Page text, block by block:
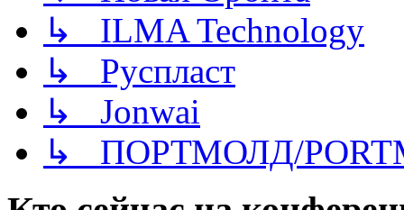
↳ ILMA Technology
↳ Руспласт
↳ Jonwai
↳ ПОРТМОЛД/